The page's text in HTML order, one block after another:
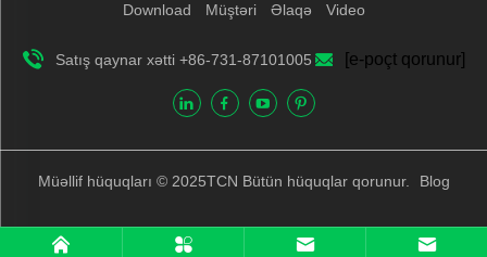
Download
Müştəri Əlaqə Video
Satış qaynar xətti +86-731-87101005 [e-poçt qorunur]
Müəllif hüquqları © 2025TCN Bütün hüquqlar qorunur. Blog